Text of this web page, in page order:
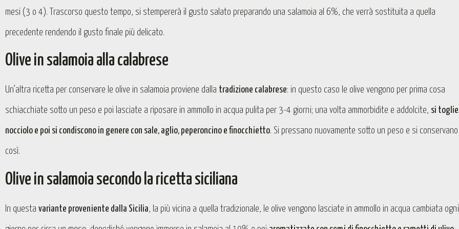
mesi (3 o 4). Trascorso questo tempo, si stempererà il gusto salato preparando una salamoia al 6%, che verrà sostituita a quella
precedente rendendo il gusto finale più delicato.
Olive in salamoia alla calabrese
Un’altra ricetta per conservare le olive in salamoia proviene dalla tradizione calabrese: in questo caso le olive vengono per prima cosa
schiacchiate sotto un peso e poi lasciate a riposare in ammollo in acqua pulita per 3-4 giorni; una volta ammorbidite e addolcite, si
nocciolo e poi si condiscono in genere con sale, aglio, peperoncino e finocchietto. Si pressano nuovamente sotto un peso e si conservano
così.
Olive in salamoia secondo la ricetta siciliana
In questa variante proveniente dalla Sicilia, la più vicina a quella tradizionale, le olive vengono lasciate in ammollo in acqua cambiata ogni